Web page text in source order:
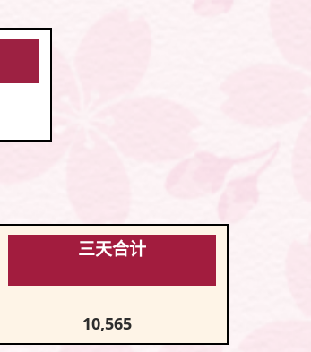
三天合计
10,565